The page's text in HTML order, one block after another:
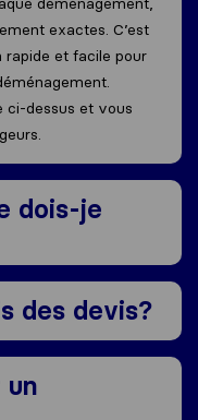
exactes. C’est
rapide et facile pour
ci-dessus et vous
dois-je
des devis?
un